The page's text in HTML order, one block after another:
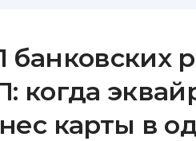
банковских
когда
карты в